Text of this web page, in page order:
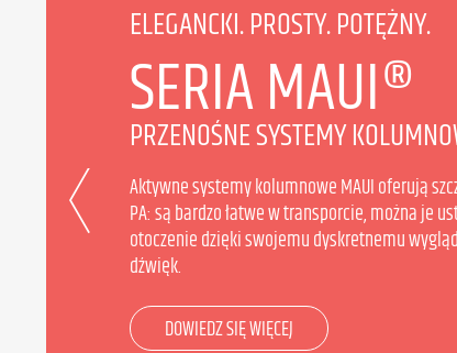
ELEGANCKI. PROSTY. POTĘŻNY.
SERIA MAUI®
PRZENOŚNE SYSTEMY
Aktywne systemy kolumnowe MAUI oferują
PA: są bardzo łatwe w transporcie, można je
otoczenie dzięki swojemu dyskretnemu
dźwięk.
DOWIEDZ SIĘ WIĘCEJ